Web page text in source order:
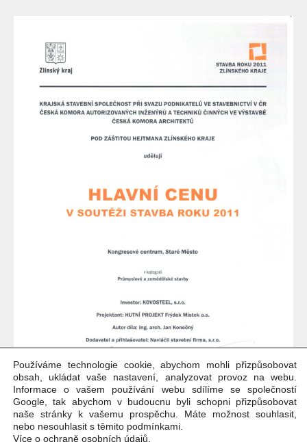
Používáme technologie cookie, abychom mohli přizpůsobovat
obsah, ukládat vaše nastavení, analyzovat provoz na webu.
Informace o vašem používání webu sdílíme se společností
Google, tak abychom v budoucnu byli schopni přizpůsobovat
naše stránky k vašemu prospěchu. Máte možnost souhlasit,
nebo nesouhlasit s těmito podmínkami.
Více o ochraně osobních údajů